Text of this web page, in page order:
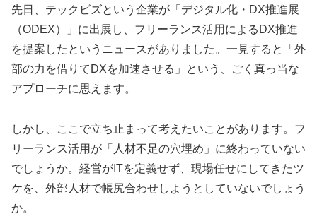
先日、テックビズという企業が「デジタル化・DX推進展
（ODEX）」に出展し、フリーランス活用によるDX推進
を提案したというニュースがありました。一見すると「外
部の力を借りてDXを加速させる」という、ごく真っ当な
アプローチに思えます。
しかし、ここで立ち止まって考えたいことがあります。フ
リーランス活用が「人材不足の穴埋め」に終わっていない
でしょうか。経営がITを定義せず、現場任せにしてきたツ
ケを、外部人材で帳尻合わせしようとしていないでしょう
か。